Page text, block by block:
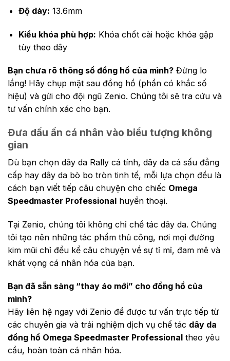
Độ dày: 13.6mm
Kiểu khóa phù hợp: Khóa chốt cài hoặc khóa gập
tùy theo dây
Bạn chưa rõ thông số đồng hồ của mình? Đừng lo
lắng! Hãy chụp mặt sau đồng hồ (phần có khắc số
hiệu) và gửi cho đội ngũ Zenio. Chúng tôi sẽ tra cứu và
tư vấn chính xác cho bạn.
Đưa dấu ấn cá nhân vào biểu tượng không
gian
Dù bạn chọn dây da Rally cá tính, dây da cá sấu đẳng
cấp hay dây da bò bo tròn tinh tế, mỗi lựa chọn đều là
cách bạn viết tiếp câu chuyện cho chiếc Omega
Speedmaster Professional huyền thoại.
Tại Zenio, chúng tôi không chỉ chế tác dây da. Chúng
tôi tạo nên những tác phẩm thủ công, nơi mọi đường
kim mũi chỉ đều kể câu chuyện về sự tỉ mỉ, đam mê và
khát vọng cá nhân hóa của bạn.
Bạn đã sẵn sàng “thay áo mới” cho đồng hồ của
mình?
Hãy liên hệ ngay với Zenio để được tư vấn trực tiếp từ
các chuyên gia và trải nghiệm dịch vụ chế tác dây da
đồng hồ Omega Speedmaster Professional theo yêu
cầu, hoàn toàn cá nhân hóa.